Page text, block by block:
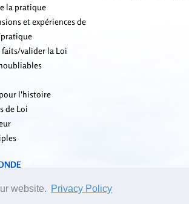
la pratique
et expériences de
valider la Loi
l'histoire
de Loi
website. Privacy Policy